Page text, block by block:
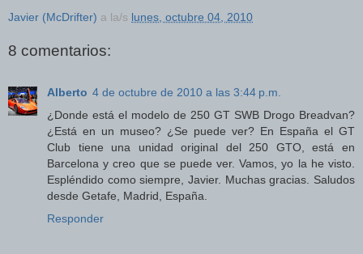
Javier (McDrifter) a la/s lunes, octubre 04, 2010
8 comentarios:
Alberto 4 de octubre de 2010 a las 3:44 p.m.
¿Donde está el modelo de 250 GT SWB Drogo Breadvan?
¿Está en un museo? ¿Se puede ver? En España el GT
Club tiene una unidad original del 250 GTO, está en
Barcelona y creo que se puede ver. Vamos, yo la he visto.
Espléndido como siempre, Javier. Muchas gracias. Saludos
desde Getafe, Madrid, España.
Responder